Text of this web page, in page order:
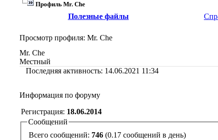
Профиль Mr. Che
Полезные файлы
Просмотр профиля: Mr. Che
Mr. Che
Местный
Последняя активность: 14.06.2021 11:34
Информация по форуму
Регистрация: 18.06.2014
Сообщений
Всего сообщений: 746
(0.17 сообщений в день)